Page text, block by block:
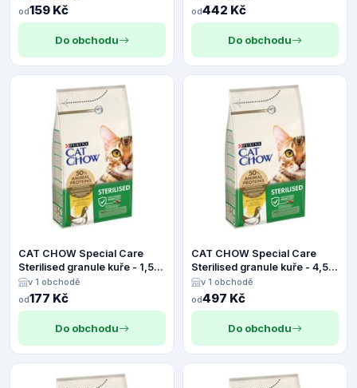
od159 Kč
Do obchodu
od442 Kč
Do obchodu
CAT CHOW Special Care
Sterilised granule kuře - 1,5
kgv 1 obchodě
od177 Kč
Do obchodu
CAT CHOW Special Care
Sterilised granule kuře - 4,5
kgv 1 obchodě
od497 Kč
Do obchodu